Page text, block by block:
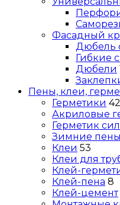
Фасадный
Дюбель
Гибкие
Дюбели
Пены, клеи,
Герметики 42
Акриловые
Герметик
Зимние пены
Клеи 53
Клеи для
Клей-
Клей-пена 8
Клей-цемент